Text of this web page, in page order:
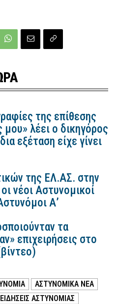
της επίθεσης
μου» λέει ο δικηγόρος
εξέταση είχε γίνει
της ΕΛ.ΑΣ. στην
νέοι Αστυνομικοί
Α’
τα
επιχειρήσεις στο
ΑΣΤΥΝΟΜΙΚΑ ΝΕΑ
ΕΙΔΗΣΕΙΣ ΑΣΤΥΝΟΜΙΑΣ